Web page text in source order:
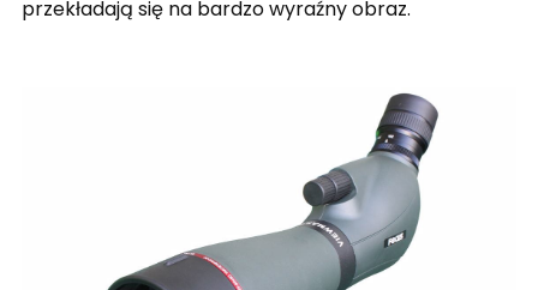
przekładają się na bardzo wyraźny obraz.